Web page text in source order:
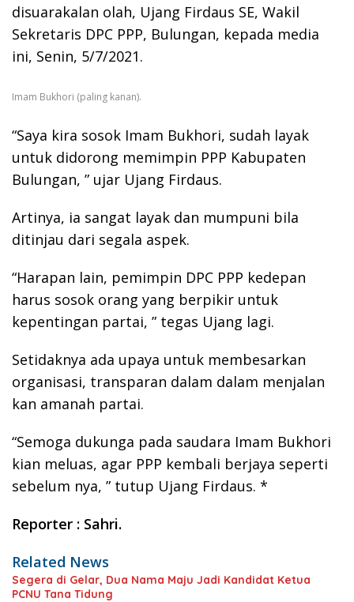
disuarakalan olah, Ujang Firdaus SE, Wakil
Sekretaris DPC PPP, Bulungan, kepada media
ini, Senin, 5/7/2021.
Imam Bukhori (paling kanan).
“Saya kira sosok Imam Bukhori, sudah layak
untuk didorong memimpin PPP Kabupaten
Bulungan, ” ujar Ujang Firdaus.
Artinya, ia sangat layak dan mumpuni bila
ditinjau dari segala aspek.
“Harapan lain, pemimpin DPC PPP kedepan
harus sosok orang yang berpikir untuk
kepentingan partai, ” tegas Ujang lagi.
Setidaknya ada upaya untuk membesarkan
organisasi, transparan dalam dalam menjalan
kan amanah partai.
“Semoga dukunga pada saudara Imam Bukhori
kian meluas, agar PPP kembali berjaya seperti
sebelum nya, ” tutup Ujang Firdaus. *
Reporter : Sahri.
Related News
Segera di Gelar, Dua Nama Maju Jadi Kandidat Ketua
PCNU Tana Tidung